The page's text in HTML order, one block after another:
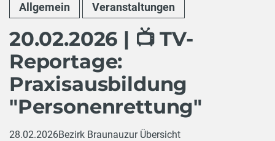
Allgemein Veranstaltungen
20.02.2026 | 📺 TV-
Reportage:
Praxisausbildung
"Personenrettung"
28.02.2026Bezirk Braunauzur Übersicht